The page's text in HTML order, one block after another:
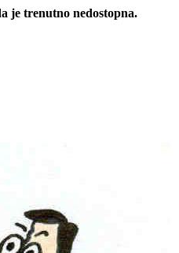
je trenutno nedostopna.